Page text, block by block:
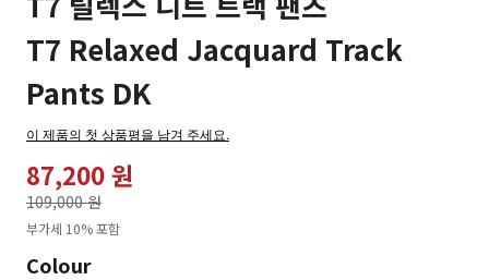
T7 Relaxed Jacquard Track
Pants DK
이 제품의 첫 상품평을 남겨 주세요.
87,200 원
109,000 원
로
부가세 10% 포함
Colour